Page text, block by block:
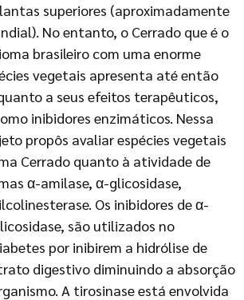
superiores (aproximadamente
No entanto, o Cerrado que é o
brasileiro com uma enorme
vegetais apresenta até então
a seus efeitos terapêuticos,
inibidores enzimáticos. Nessa
propôs avaliar espécies vegetais
Cerrado quanto à atividade de
α-amilase, α-glicosidase,
Os inibidores de α-
são utilizados no
por inibirem a hidrólise de
digestivo diminuindo a absorção
A tirosinase está envolvida